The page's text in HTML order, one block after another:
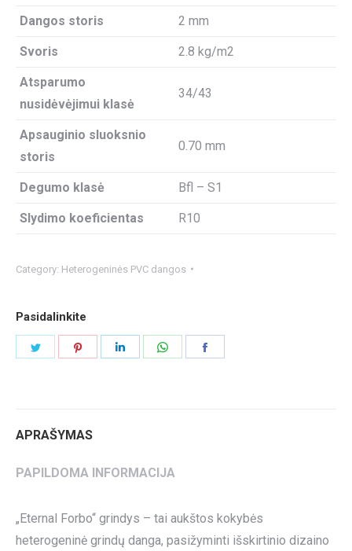
Dangos storis 2 mm
Svoris 2.8 kg/m2
Atsparumo
nusidėvėjimui klasė
34/43
Apsauginio sluoksnio
storis
0.70 mm
Degumo klasė Bfl – S1
Slydimo koeficientas R10
Category: Heterogeninės PVC dangos
Pasidalinkite
APRAŠYMAS
PAPILDOMA INFORMACIJA
„Eternal Forbo“ grindys – tai aukštos kokybės
heterogeninė grindų danga, pasižyminti išskirtinio dizaino